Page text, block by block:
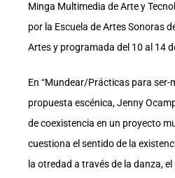
Minga Multimedia de Arte y
por la Escuela de Artes Sonoras
Artes y programada del 10 al 14
En “Mundear/Prácticas para ser-
propuesta escénica, Jenny
de coexistencia en un proyecto
cuestiona el sentido de la
la otredad a través de la danza,